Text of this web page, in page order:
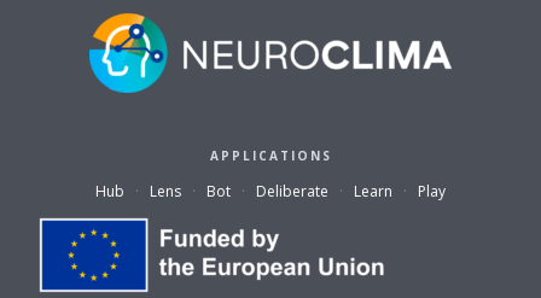
APPLICATIONS
Hub · Lens · Bot · Deliberate · Learn · Play